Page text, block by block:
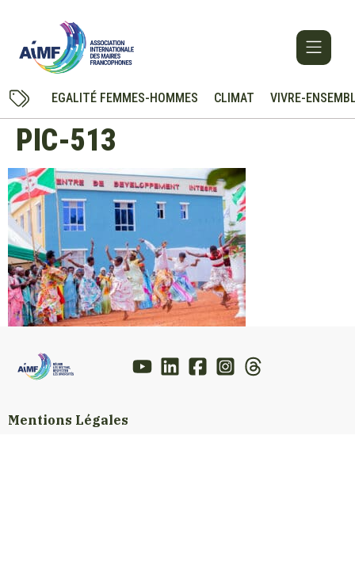
EGALITÉ FEMMES-HOMMES CLIMAT VIVRE-
PIC-513
Mentions Légales